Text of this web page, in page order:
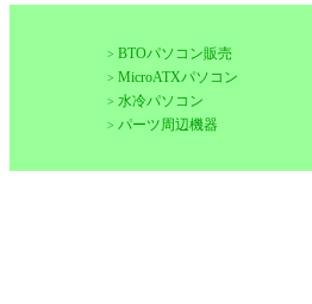
> BTOパソコン販売
> MicroATXパソコン
> 水冷パソコン
> パーツ周辺機器